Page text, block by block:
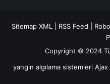
Sitemap XML RSS Feed
Copyright © 2024
yangın algılama sistemleri Ajax